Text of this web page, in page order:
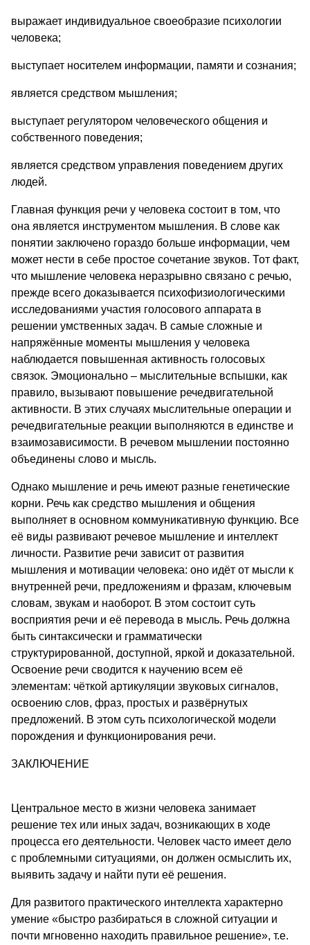
выражает индивидуальное своеобразие психологии
человека;
выступает носителем информации, памяти и сознания;
является средством мышления;
выступает регулятором человеческого общения и
собственного поведения;
является средством управления поведением других
людей.
Главная функция речи у человека состоит в том, что
она является инструментом мышления. В слове как
понятии заключено гораздо больше информации, чем
может нести в себе простое сочетание звуков. Тот факт,
что мышление человека неразрывно связано с речью,
прежде всего доказывается психофизиологическими
исследованиями участия голосового аппарата в
решении умственных задач. В самые сложные и
напряжённые моменты мышления у человека
наблюдается повышенная активность голосовых
связок. Эмоционально – мыслительные вспышки, как
правило, вызывают повышение речедвигательной
активности. В этих случаях мыслительные операции и
речедвигательные реакции выполняются в единстве и
взаимозависимости. В речевом мышлении постоянно
объединены слово и мысль.
Однако мышление и речь имеют разные генетические
корни. Речь как средство мышления и общения
выполняет в основном коммуникативную функцию. Все
её виды развивают речевое мышление и интеллект
личности. Развитие речи зависит от развития
мышления и мотивации человека: оно идёт от мысли к
внутренней речи, предложениям и фразам, ключевым
словам, звукам и наоборот. В этом состоит суть
восприятия речи и её перевода в мысль. Речь должна
быть синтаксически и грамматически
структурированной, доступной, яркой и доказательной.
Освоение речи сводится к научению всем её
элементам: чёткой артикуляции звуковых сигналов,
освоению слов, фраз, простых и развёрнутых
предложений. В этом суть психологической модели
порождения и функционирования речи.
ЗАКЛЮЧЕНИЕ
Центральное место в жизни человека занимает
решение тех или иных задач, возникающих в ходе
процесса его деятельности. Человек часто имеет дело
с проблемными ситуациями, он должен осмыслить их,
выявить задачу и найти пути её решения.
Для развитого практического интеллекта характерно
умение «быстро разбираться в сложной ситуации и
почти мгновенно находить правильное решение», т.е.